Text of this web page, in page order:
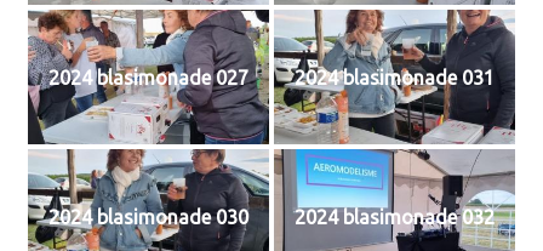
2024 blasimonade 027 2024 blasimonade 031
2024 blasimonade 030 2024 blasimonade 032